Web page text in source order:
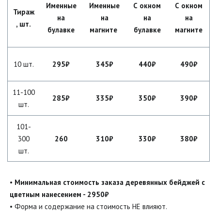
Тираж
, шт.
Именные
на
булавке
Именные
на
магните
С окном
на
булавке
С окном
на
магните
10 шт. 295₽ 345₽ 440₽ 490₽
11-100
шт.
285₽ 335₽ 350₽ 390₽
101-
300
шт.
260 310₽ 330₽ 380₽
• Минимальная стоимость заказа деревянных бейджей с
цветным нанесением - 2950₽
• Форма и содержание на стоимость НЕ влияют.